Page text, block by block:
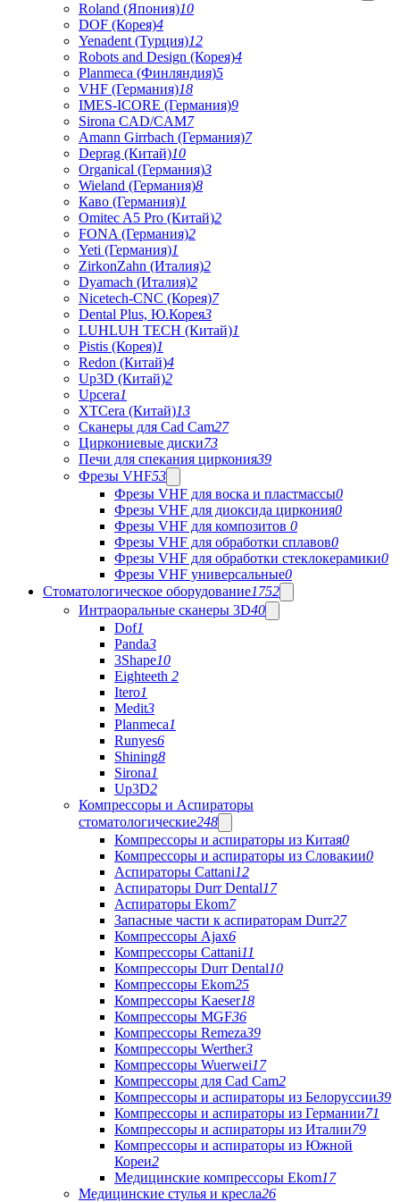
Roland (Япония)10
DOF (Корея)4
Yenadent (Турция)12
Robots and Design (Корея)4
Planmeca (Финляндия)5
VHF (Германия)18
IMES-ICORE (Германия)9
Sirona CAD/CAM7
Amann Girrbach (Германия)7
Deprag (Китай)10
Organical (Германия)3
Wieland (Германия)8
Каво (Германия)1
Omitec A5 Pro (Китай)2
FONA (Германия)2
Yeti (Германия)1
ZirkonZahn (Италия)2
Dyamach (Италия)2
Nicetech-CNC (Корея)7
Dental Plus, Ю.Корея3
LUHLUH TECH (Китай)1
Pistis (Корея)1
Redon (Китай)4
Up3D (Китай)2
Upcera1
XTCera (Китай)13
Сканеры для Cad Cam27
Циркониевые диски73
Печи для спекания циркония39
Фрезы VHF53
Фрезы VHF для воска и пластмассы0
Фрезы VHF для диоксида циркония0
Фрезы VHF для композитов 0
Фрезы VHF для обработки сплавов0
Фрезы VHF для обработки стеклокерамики0
Фрезы VHF универсальные0
Стоматологическое оборудование1752
Интраоральные сканеры 3D40
Dof1
Panda3
3Shape10
Eighteeth 2
Itero1
Medit3
Planmeca1
Runyes6
Shining8
Sirona1
Up3D2
Компрессоры и Аспираторы
стоматологические248
Компрессоры и аспираторы из Китая0
Компрессоры и аспираторы из Словакии0
Аспираторы Cattani12
Аспираторы Durr Dental17
Аспираторы Ekom7
Запасные части к аспираторам Durr27
Компрессоры Ajax6
Компрессоры Cattani11
Компрессоры Durr Dental10
Компрессоры Ekom25
Компрессоры Kaeser18
Компрессоры MGF36
Компрессоры Remeza39
Компрессоры Werther3
Компрессоры Wuerwei17
Компрессоры для Cad Cam2
Компрессоры и аспираторы из Белоруссии39
Компрессоры и аспираторы из Германии71
Компрессоры и аспираторы из Италии79
Компрессоры и аспираторы из Южной
Кореи2
Медицинские компрессоры Ekom17
Медицинские стулья и кресла26